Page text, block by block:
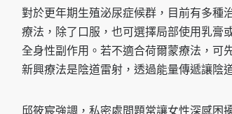
對於更年期生殖泌尿症候群，目前有多種
療法，除了口服，也可選擇局部使用乳膏
全身性副作用。若不適合荷爾蒙療法，可
新興療法是陰道雷射，透過能量傳遞讓陰
邱筱宸強調，私密處問題常讓女性深感困